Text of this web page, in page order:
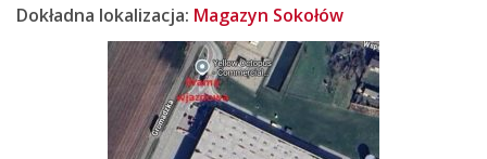
Dokładna lokalizacja: Magazyn Sokołów